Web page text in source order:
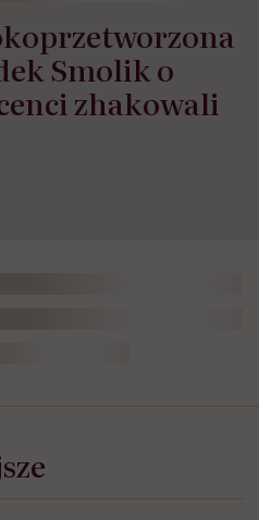
Smolik o
zhakowali